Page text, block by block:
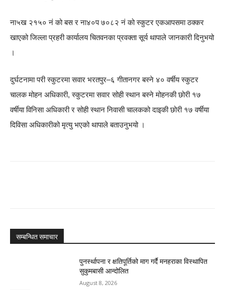
ना५ख २१५० नं को बस र ना४०प ७०८२ नं को स्कुटर एकआपसमा ठक्कर
खाएको जिल्ला प्रहरी कार्यालय चितवनका प्रवक्ता सूर्य थापाले जानकारी दिनुभयो
।
दुर्घटनामा परी स्कुटरमा सवार भरतपुर–६ गीतानगर बस्ने ४० वर्षीय स्कुटर
चालक मोहन अधिकारी, स्कुटरमा सवार सोही स्थान बस्ने मोहनकी छोरी १७
वर्षीया विनिसा अधिकारी र सोही स्थान निवासी चालकको दाइकी छोरी १७ वर्षीया
दिविसा अधिकारीको मृत्यु भएको थापाले बताउनुभयो ।
सम्बन्धित समाचार
पुनर्स्थापना र क्षतिपूर्तिको माग गर्दै मनहराका विस्थापित
सुकुमबासी आन्दोलित
August 8, 2026